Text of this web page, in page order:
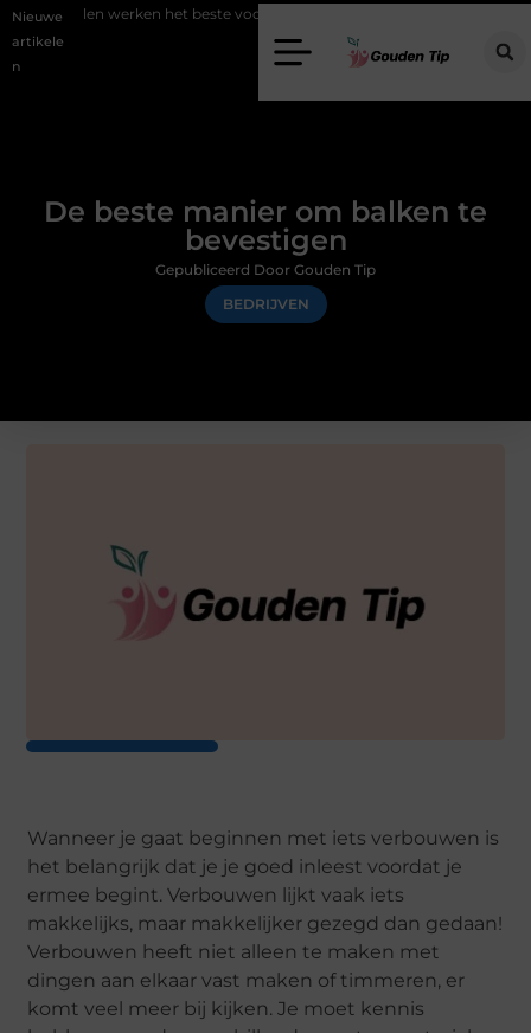
Nieuwe
artikele
n
het beste voor vastgoedmarketing?
De beste manier om balken te
bevestigen
BEDRIJVEN
Gepubliceerd Door Gouden Tip
Wanneer je gaat beginnen met iets verbouwen is
het belangrijk dat je je goed inleest voordat je
ermee begint. Verbouwen lijkt vaak iets
makkelijks, maar makkelijker gezegd dan gedaan!
Verbouwen heeft niet alleen te maken met
dingen aan elkaar vast maken of timmeren, er
komt veel meer bij kijken. Je moet kennis